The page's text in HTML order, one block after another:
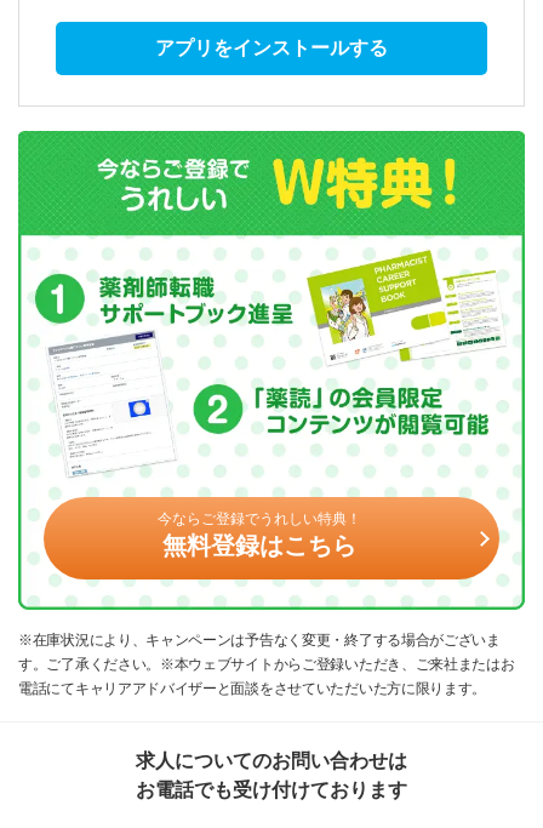
アプリをインストールする
今ならご登録でうれしい特典！
無料登録はこちら
※在庫状況により、キャンペーンは予告なく変更・終了する場合がございま
す。ご了承ください。※本ウェブサイトからご登録いただき、ご来社またはお
電話にてキャリアアドバイザーと面談をさせていただいた方に限ります。
求人についてのお問い合わせは
お電話でも受け付けております